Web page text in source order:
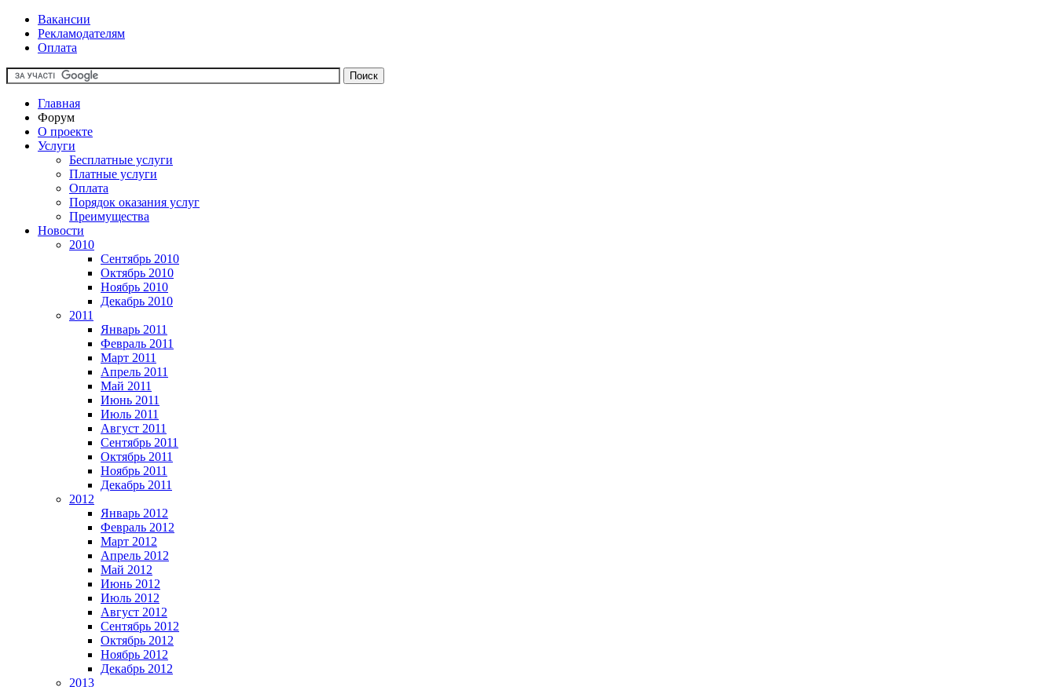
Вакансии
Рекламодателям
Оплата
Главная
Форум
О проекте
Услуги
Бесплатные услуги
Платные услуги
Оплата
Порядок оказания услуг
Преимущества
Новости
2010
Сентябрь 2010
Октябрь 2010
Ноябрь 2010
Декабрь 2010
2011
Январь 2011
Февраль 2011
Март 2011
Апрель 2011
Май 2011
Июнь 2011
Июль 2011
Август 2011
Сентябрь 2011
Октябрь 2011
Ноябрь 2011
Декабрь 2011
2012
Январь 2012
Февраль 2012
Март 2012
Апрель 2012
Май 2012
Июнь 2012
Июль 2012
Август 2012
Сентябрь 2012
Октябрь 2012
Ноябрь 2012
Декабрь 2012
2013